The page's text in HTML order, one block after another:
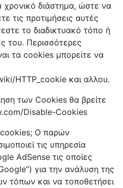
χρονικό διάστημα, ώστε να
τις προτιμήσεις αυτές
το διαδικτυακό τόπο ή
του. Περισσότερες
τα cookies μπορείτε να
HTTP_cookie και αλλου.
των Cookies θα βρείτε
Disable-Cookies
Ο παρών
τις υπηρεσία
AdSense τις οποίες
για την ανάλυση της
τόπων και να τοποθετήσει